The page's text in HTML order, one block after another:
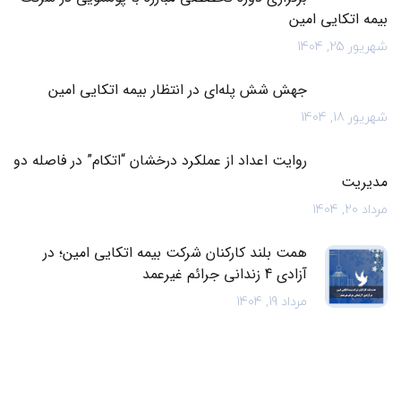
بیمه اتکایی امین
شهریور 25, 1404
جهش شش پله‌ای در انتظار بیمه اتکایی امین
شهریور 18, 1404
روایت اعداد از عملکرد درخشان “اتکام” در فاصله دو
مدیریت
مرداد 20, 1404
همت بلند کارکنان شرکت بیمه اتکایی امین؛ در
آزادی 4 زندانی جرائم غیرعمد
مرداد 19, 1404